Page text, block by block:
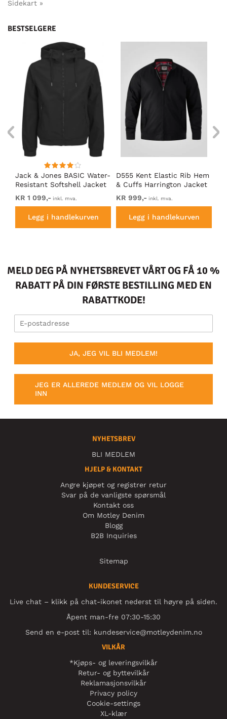
Sidekart »
BESTSELGERE
Jack & Jones BASIC Water-
Resistant Softshell Jacket
Black
KR 1 099,- inkl. mva.
Legg i handlekurven
D555 Kent Elastic Rib Hem
& Cuffs Harrington Jacket
Black
KR 999,- inkl. mva.
Legg i handlekurven
MELD DEG PÅ NYHETSBREVET VÅRT OG FÅ 10 %
RABATT PÅ DIN FØRSTE BESTILLING MED EN
RABATTKODE!
JA, JEG VIL BLI MEDLEM!
JEG ER ALLEREDE MEDLEM OG VIL LOGGE
INN
NYHETSBREV
BLI MEDLEM
HJELP & KONTAKT
Angre kjøpet og registrer retur
Svar på de vanligste spørsmål
Kontakt oss
Om Motley Denim
Blogg
B2B Inquiries
Sitemap
KUNDESERVICE
Live chat – klikk på chat-ikonet nederst til høyre på siden.
Åpent man-fre 07:30-15:30
Send en e-post til: kundeservice@motleydenim.no
VILKÅR
*Kjøps- og leveringsvilkår
Retur- og byttevilkår
Reklamasjonsvilkår
Privacy policy
Cookie-settings
XL-klær